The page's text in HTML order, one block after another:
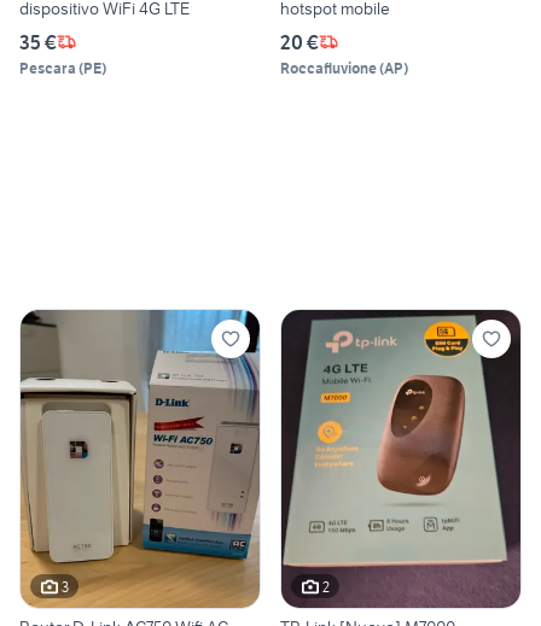
dispositivo WiFi 4G LTE
35 €
Pescara (PE)
hotspot mobile
20 €
Roccafluvione(AP)
3 2